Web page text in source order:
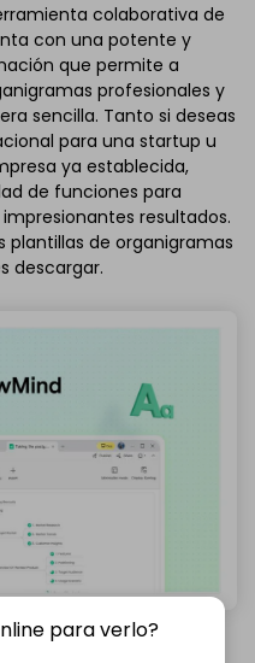
colaborativa de
con una potente y
que permite a
profesionales y
sencilla. Tanto si deseas
para una startup u
ya establecida,
de funciones para
resultados.
de organigramas
descargar.
para verlo?